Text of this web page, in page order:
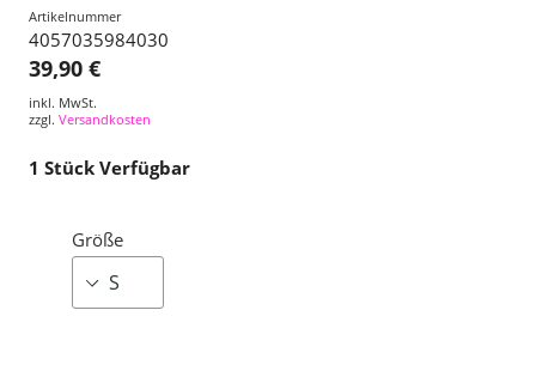
Artikelnummer
4057035984030
39,90 €
inkl. MwSt.
zzgl. Versandkosten
1 Stück Verfügbar
Größe